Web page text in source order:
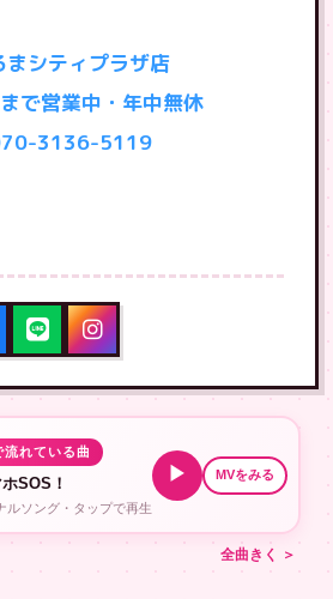
シティプラザ店
で営業中・年中無休
3136-5119
れている曲
SOS！
ルソング・タップで再生
▶ MVをみる
全曲きく ＞